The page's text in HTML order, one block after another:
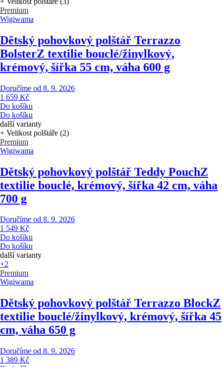
Premium
Wigiwama
Dětský pohovkový polštář Terrazzo
BolsterZ textilie bouclé/žinylkový,
krémový, šířka 55 cm, váha 600 g
Doručíme od 8. 9. 2026
1 659 Kč
Do košíku
Do košíku
další varianty
+ Velikost polštáře (2)
Premium
Wigiwama
Dětský pohovkový polštář Teddy PouchZ
textilie bouclé, krémový, šířka 42 cm, váha
700 g
Doručíme od 8. 9. 2026
1 549 Kč
Do košíku
Do košíku
další varianty
+2
Premium
Wigiwama
Dětský pohovkový polštář Terrazzo BlockZ
textilie bouclé/žinylkový, krémový, šířka 45
cm, váha 650 g
Doručíme od 8. 9. 2026
1 389 Kč